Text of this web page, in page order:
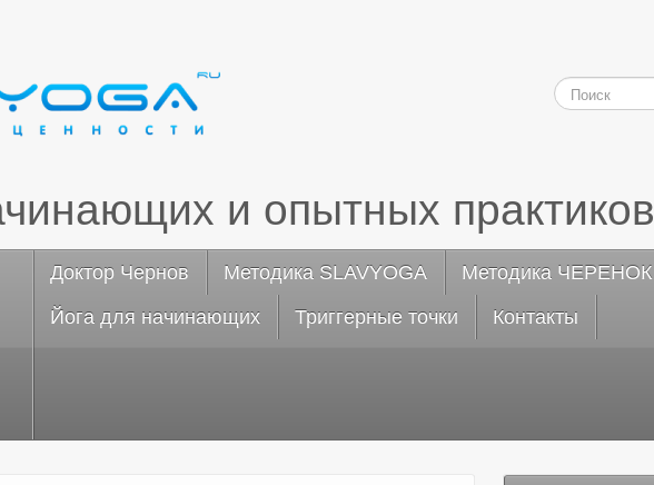
и опытных практиков
Доктор Чернов Методика SLAVYOGA
Методика ЧЕРЕНОК
Йога для начинающих
Триггерные точки Контакты